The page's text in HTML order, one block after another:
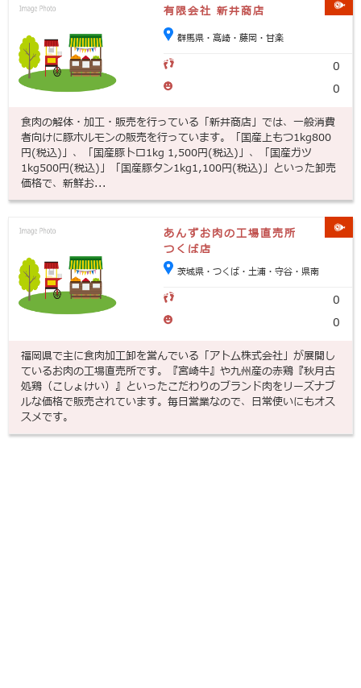
有限会社 新井商店
群馬県・高崎・藤岡・甘楽
0
0
食肉の解体・加工・販売を行っている「新井商店」では、一般消費
者向けに豚ホルモンの販売を行っています。「国産上もつ1kg800
円(税込)」、「国産豚トロ1kg 1,500円(税込)」、「国産ガツ
1kg500円(税込)」「国産豚タン1kg1,100円(税込)」といった卸売
価格で、新鮮お...
あんずお肉の工場直売所
つくば店
茨城県・つくば・土浦・守谷・県南
0
0
福岡県で主に食肉加工卸を営んでいる「アトム株式会社」が展開し
ているお肉の工場直売所です。『宮崎牛』や九州産の赤鶏『秋月古
処鶏（こしょけい）』といったこだわりのブランド肉をリーズナブ
ルな価格で販売されています。毎日営業なので、日常使いにもオス
スメです。